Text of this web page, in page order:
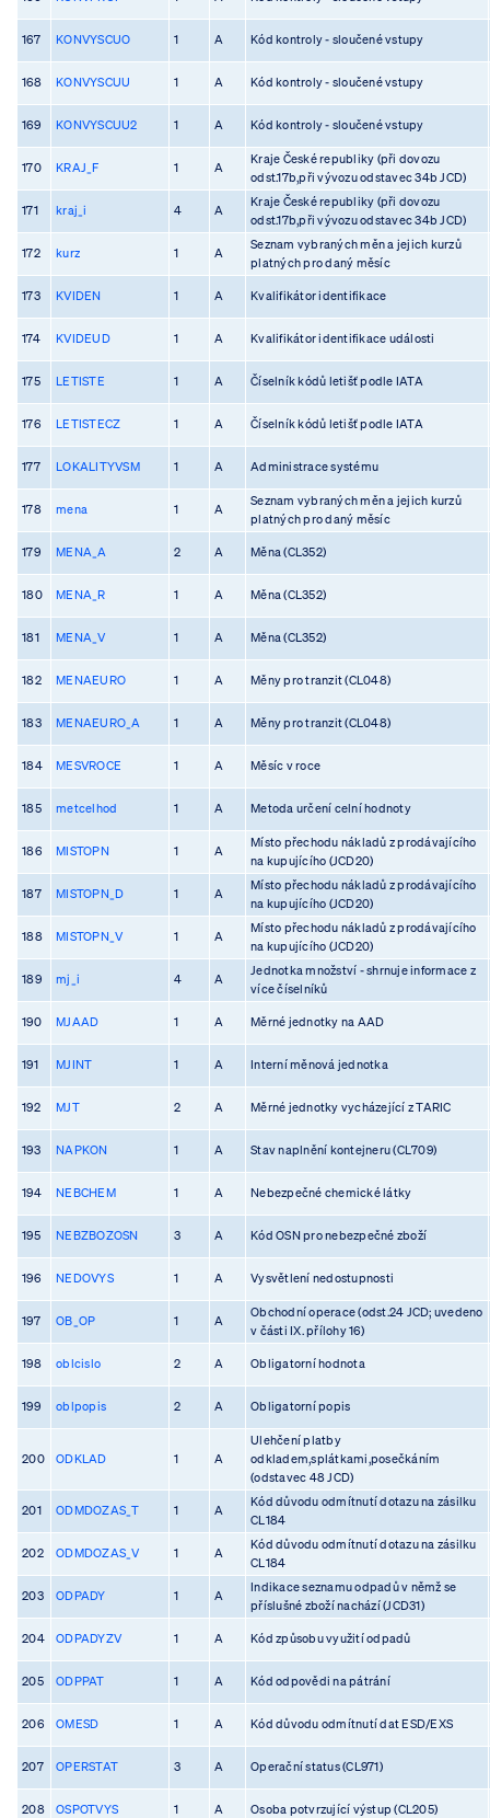
167 KONVYSCUO 1 A Kód kontroly - sloučené vstupy
168 KONVYSCUU 1 A Kód kontroly - sloučené vstupy
169 KONVYSCUU2 1 A Kód kontroly - sloučené vstupy
170 KRAJ_F 1 A
Kraje České republiky (při dovozu
odst.17b,při vývozu odstavec 34b JCD)
171 kraj_i 4 A
Kraje České republiky (při dovozu
odst.17b,při vývozu odstavec 34b JCD)
172 kurz 1 A
Seznam vybraných měn a jejich kurzů
platných pro daný měsíc
173 KVIDEN 1 A Kvalifikátor identifikace
174 KVIDEUD 1 A Kvalifikátor identifikace události
175 LETISTE 1 A Číselník kódů letišť podle IATA
176 LETISTECZ 1 A Číselník kódů letišť podle IATA
177 LOKALITYVSM 1 A Administrace systému
178 mena 1 A
Seznam vybraných měn a jejich kurzů
platných pro daný měsíc
179 MENA_A 2 A Měna (CL352)
180 MENA_R 1 A Měna (CL352)
181 MENA_V 1 A Měna (CL352)
182 MENAEURO 1 A Měny pro tranzit (CL048)
183 MENAEURO_A 1 A Měny pro tranzit (CL048)
184 MESVROCE 1 A Měsíc v roce
185 metcelhod 1 A Metoda určení celní hodnoty
186 MISTOPN 1 A
Místo přechodu nákladů z prodávajícího
na kupujícího (JCD20)
187 MISTOPN_D 1 A
Místo přechodu nákladů z prodávajícího
na kupujícího (JCD20)
188 MISTOPN_V 1 A
Místo přechodu nákladů z prodávajícího
na kupujícího (JCD20)
189 mj_i 4 A
Jednotka množství - shrnuje informace z
více číselníků
190 MJAAD 1 A Měrné jednotky na AAD
191 MJINT 1 A Interní měnová jednotka
192 MJT 2 A Měrné jednotky vycházející z TARIC
193 NAPKON 1 A Stav naplnění kontejneru (CL709)
194 NEBCHEM 1 A Nebezpečné chemické látky
195 NEBZBOZOSN 3 A Kód OSN pro nebezpečné zboží
196 NEDOVYS 1 A Vysvětlení nedostupnosti
197 OB_OP 1 A
Obchodní operace (odst.24 JCD; uvedeno
v části IX. přílohy 16)
198 oblcislo 2 A Obligatorní hodnota
199 oblpopis 2 A Obligatorní popis
200 ODKLAD 1 A
Ulehčení platby
odkladem,splátkami,posečkáním
(odstavec 48 JCD)
201 ODMDOZAS_T 1 A
Kód důvodu odmítnutí dotazu na zásilku
CL184
202 ODMDOZAS_V 1 A
Kód důvodu odmítnutí dotazu na zásilku
CL184
203 ODPADY 1 A
Indikace seznamu odpadů v němž se
příslušné zboží nachází (JCD31)
204 ODPADYZV 1 A Kód způsobu využití odpadů
205 ODPPAT 1 A Kód odpovědi na pátrání
206 OMESD 1 A Kód důvodu odmítnutí dat ESD/EXS
207 OPERSTAT 3 A Operační status (CL971)
208 OSPOTVYS 1 A Osoba potvrzující výstup (CL205)